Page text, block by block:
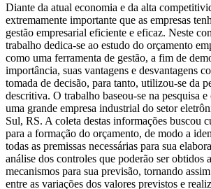
Diante da atual economia e da alta
extremamente importante que as empresas
gestão empresarial eficiente e eficaz. Neste
trabalho dedica-se ao estudo do orçamento
como uma ferramenta de gestão, a fim de
importância, suas vantagens e desvantagens
tomada de decisão, para tanto, utilizou-se da
descritiva. O trabalho baseou-se na pesquisa e
uma grande empresa industrial do setor
Sul, RS. A coleta destas informações buscou
para a formação do orçamento, de modo a
todas as premissas necessárias para sua
análise dos controles que poderão ser obtidos
mecanismos para sua previsão, tornando
entre as variações dos valores previstos e